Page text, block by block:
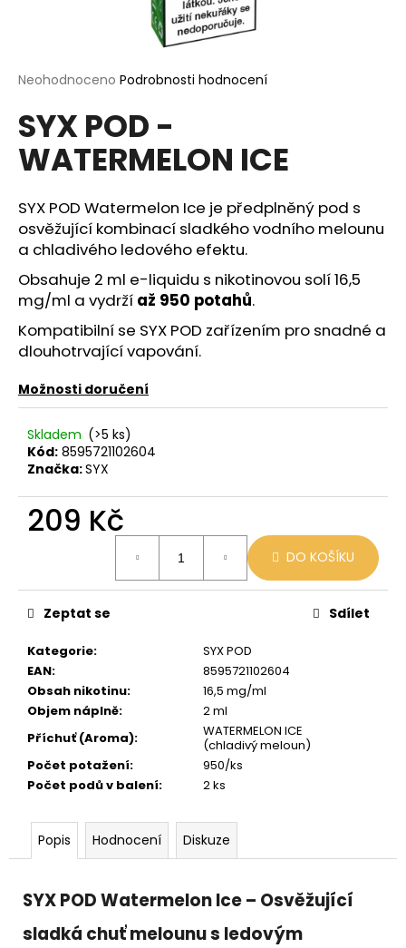
Průměrné
produktu
je
0,0
z
hvězdiček.
Neohodnoceno Podrobnosti hodnocení
SYX POD -
WATERMELON ICE
SYX POD Watermelon Ice je předplněný pod s
osvěžující kombinací sladkého vodního melounu
a chladivého ledového efektu.
Obsahuje 2 ml e-liquidu s nikotinovou solí 16,5
mg/ml a vydrží až 950 potahů.
Kompatibilní se SYX POD zařízením pro snadné a
dlouhotrvající vapování.
Možnosti doručení
Skladem (>5 ks)
Kód: 8595721102604
Značka:SYX
209 Kč
DO KOŠÍKU
Kategorie:
SYX POD
EAN:
8595721102604
Obsah nikotinu:
16,5 mg/ml
Objem náplně:
2 ml
Příchuť (Aroma):
WATERMELON ICE
(chladivý meloun)
Počet potažení:
950/ks
Počet podů v balení: 2 ks
Zeptat se Sdílet
Popis Hodnocení Diskuze
SYX POD Watermelon Ice – Osvěžující
sladká chuť melounu s ledovým
í
t
?
HLEDAT
D
o
p
o
u
č
u
e
-
BLACK
BERG
800
59
Kč
Původně:
Kč